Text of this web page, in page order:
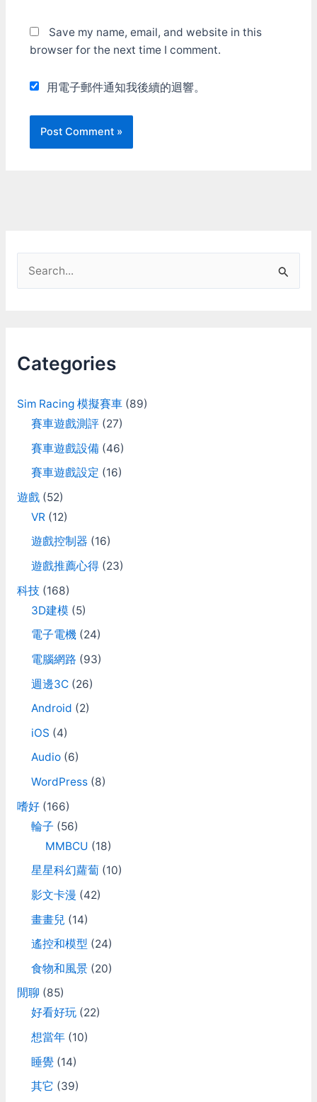
Save my name, email, and website in this
browser for the next time I comment.
用電子郵件通知我後續的迴響。
e
h
Categories
Sim Racing 模擬賽車(89)
賽車遊戲測評(27)
賽車遊戲設備(46)
賽車遊戲設定 (16)
遊戲(52)
VR(12)
遊戲控制器 (16)
遊戲推薦心得(23)
科技(168)
3D建模 (5)
電子電機(24)
電腦網路 (93)
週邊3C(26)
Android (2)
iOS (4)
Audio(6)
WordPress(8)
嗜好(166)
輪子 (56)
MMBCU (18)
星星科幻蘿蔔(10)
影文卡漫 (42)
畫畫兒 (14)
遙控和模型 (24)
食物和風景(20)
閒聊 (85)
好看好玩(22)
想當年(10)
睡覺(14)
其它 (39)